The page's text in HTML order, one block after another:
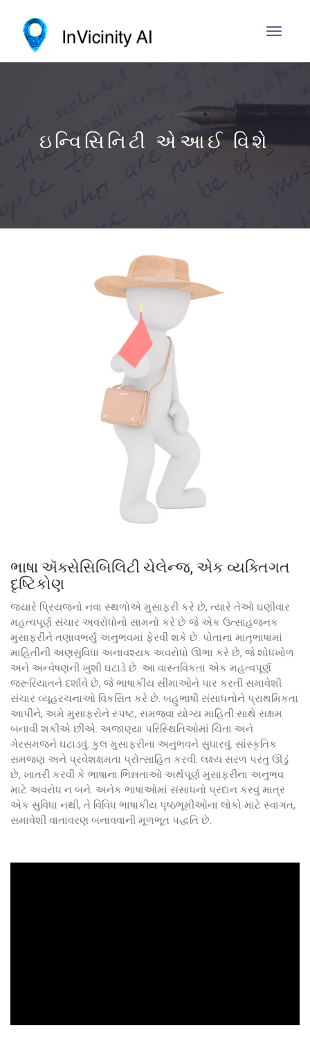
ઇન્વિસિનિટી એઆઈ વિશે
ભાષા ઍક્સેસિબિલિટી ચેલેન્જ, એક વ્યક્તિગત
દૃષ્ટિકોણ
જ્યારે પ્રિયજનો નવા સ્થળોએ મુસાફરી કરે છે, ત્યારે તેઓ ઘણીવાર
મહત્વપૂર્ણ સંચાર અવરોધોનો સામનો કરે છે જે એક ઉત્સાહજનક
મુસાફરીને તણાવભર્યું અનુભવમાં ફેરવી શકે છે. પોતાના માતૃભાષામાં
માહિતીની અણસુવિધા અનાવશ્યક અવરોધો ઊભા કરે છે, જે શોધખોળ
અને અન્વેષણની ખુશી ઘટાડે છે. આ વાસ્તવિકતા એક મહત્વપૂર્ણ
જરૂરિયાતને દર્શાવે છે, જે ભાષાકીય સીમાઓને પાર કરતી સમાવેશી
સંચાર વ્યૂહરચનાઓ વિકસિત કરે છે. બહુભાષી સંસાધનોને પ્રાથમિકતા
આપીને, અમે મુસાફરોને સ્પષ્ટ, સમજવા યોગ્ય માહિતી સાથે સક્ષમ
બનાવી શકીએ છીએ. અજાણ્યા પરિસ્થિતિઓમાં ચિંતા અને
ગેરસમજને ઘટાડવું. કુલ મુસાફરીના અનુભવને સુધારવું. સાંસ્કૃતિક
સમજણ અને પ્રવેશક્ષમતા પ્રોત્સાહિત કરવી. લક્ષ્ય સરળ પરંતુ ઊંડું
છે, ખાતરી કરવી કે ભાષાના ભિન્નતાઓ અર્થપૂર્ણ મુસાફરીના અનુભવ
માટે અવરોધ ન બને. અનેક ભાષાઓમાં સંસાધનો પ્રદાન કરવું માત્ર
એક સુવિધા નથી, તે વિવિધ ભાષાકીય પૃષ્ઠભૂમીઓના લોકો માટે સ્વાગત,
સમાવેશી વાતાવરણ બનાવવાની મૂળભૂત પદ્ધતિ છે.